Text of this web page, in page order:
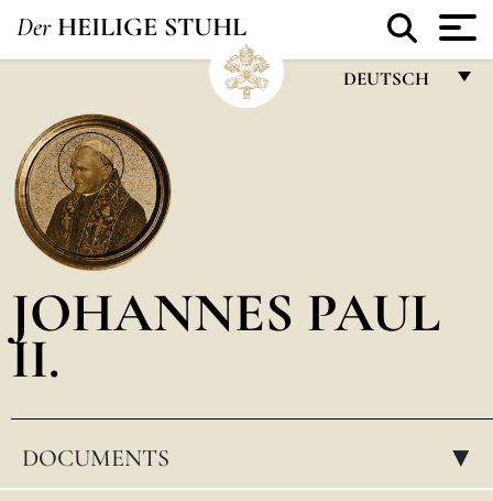
Der HEILIGE STUHL
DEUTSCH
ESPAÑOL
DEUTSCH
العربيّة
JOHANNES PAUL
II.
DOCUMENTS ▸